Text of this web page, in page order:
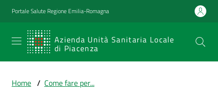
Vai al contenuto
Vai alla navigazione
Vai al footer
Portale Salute Regione Emilia-Romagna
Azienda Unità Sanitaria Locale
di Piacenza
SERVIZIO
SANITARIO
Emilia-
Home / Come fare per...